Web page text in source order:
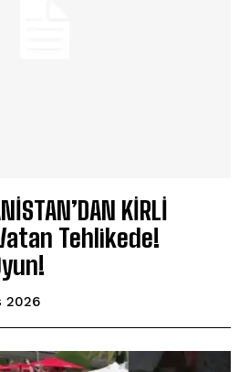
KİRLİ
Tehlikede!
2026